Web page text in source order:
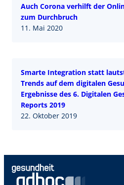
Auch Corona verhilft der
zum Durchbruch
11. Mai 2020
Smarte Integration statt
Trends auf dem digitalen
Ergebnisse des 6. Digitalen
Reports 2019
22. Oktober 2019